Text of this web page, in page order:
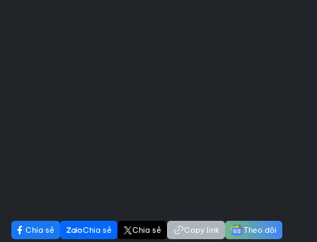
Chia sẻ Chia sẻ Chia sẻ Copy link Theo dõi